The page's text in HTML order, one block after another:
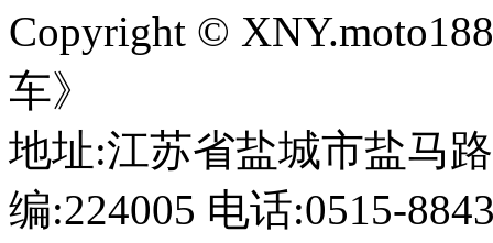
Copyright ©
车》
地址:江苏省盐城市盐马
编:224005 电话:0515-